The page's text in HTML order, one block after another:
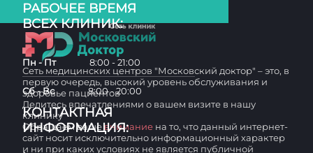
РАБОЧЕЕ ВРЕМЯ
ВСЕХ КЛИНИК:
Пн - Пт 8:00 - 21:00
Сб - Вс 8:00 - 20:00
КОНТАКТНАЯ
ИНФОРМАЦИЯ:
Сеть медицинских центров "Московский доктор" – это, в
первую очередь, высокий уровень обслуживания и
здоровье пациентов
Делитесь впечатлениями о вашем визите в нашу
клинику
Обращаем вашевнимание на то, что данный интернет-
сайт носит исключительно информационный характер
и ни при каких условиях не является публичной